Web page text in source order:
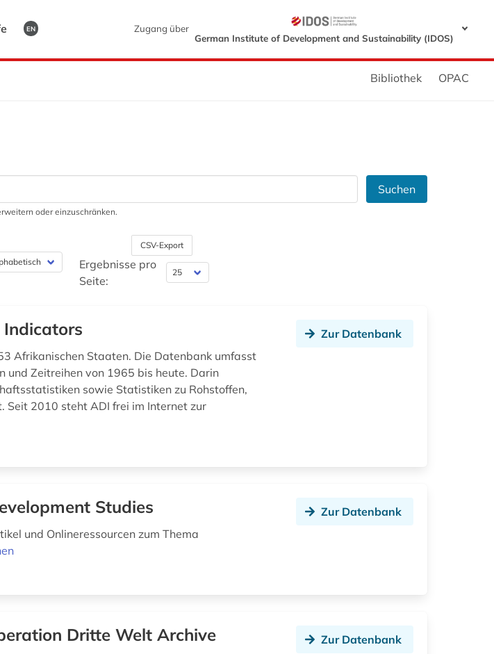
EN
Zugang über
German Institute of Development and Sustainability (IDOS)
Bibliothek OPAC
Suchen
oder einzuschränken.
CSV-Export
Ergebnisse pro
Seite:
Afrikanischen Staaten. Die Datenbank umfasst
und Zeitreihen von 1965 bis heute. Darin
sowie Statistiken zu Rohstoffen,
Seit 2010 steht ADI frei im Internet zur
Zur Datenbank
Studies
und Onlineressourcen zum Thema
Zur Datenbank
Dritte Welt Archive Zur Datenbank